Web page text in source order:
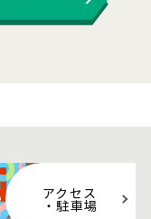
アクセス
・駐車場